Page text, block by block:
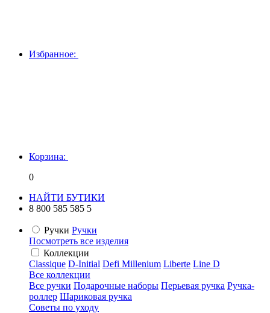
Избранное:
Корзина:
0
НАЙТИ БУТИКИ
8 800 585 585 5
Ручки Ручки
Посмотреть все изделия
Коллекции
Classique D-Initial Defi Millenium Liberte Line D
Все коллекции
Все ручки Подарочные наборы Перьевая ручка Ручка-
роллер Шариковая ручка
Советы по уходу